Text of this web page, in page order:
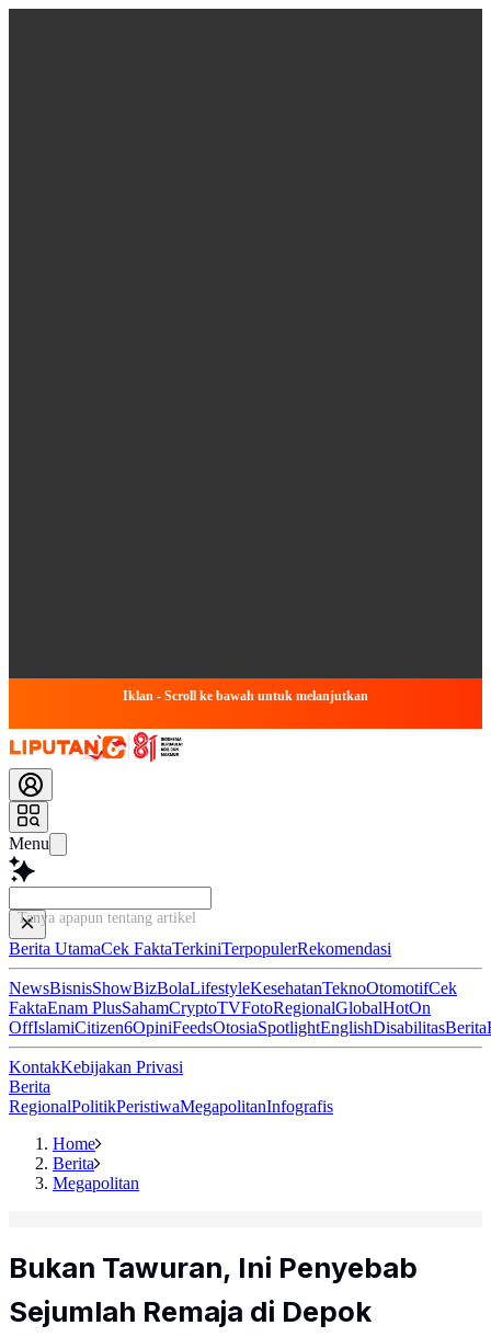
Iklan - Scroll ke bawah untuk melanjutkan
Menu
Tanya apapun tentang artikel ini...
Berita UtamaCek FaktaTerkiniTerpopulerRekomendasi
NewsBisnisShowBizBolaLifestyleKesehatanTeknoOtomotifCek
FaktaEnam PlusSahamCryptoTVFotoRegionalGlobalHotOn
OffIslamiCitizen6OpiniFeedsOtosiaSpotlightEnglishDisabilitasBerita
KontakKebijakan Privasi
Berita
RegionalPolitikPeristiwaMegapolitanInfografis
Home
Berita
Megapolitan
Bukan Tawuran, Ini Penyebab
Sejumlah Remaja di Depok